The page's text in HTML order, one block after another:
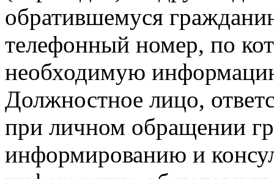
обратившемуся
телефонный номер, по
необходимую
Должностное лицо,
при личном обращении
информированию и